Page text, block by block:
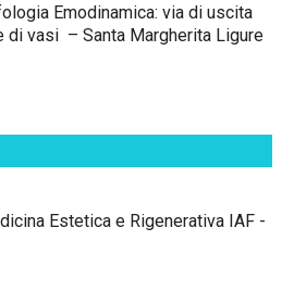
Emodinamica: via di uscita
di vasi – Santa Margherita Ligure
Estetica e Rigenerativa IAF -